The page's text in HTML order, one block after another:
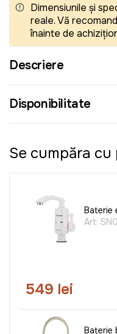
Dimensiunile și
reale. Vă
înainte de
Descriere
Disponibilitate
Se cumpăra
Baterie
Art:
549 lei
Baterie